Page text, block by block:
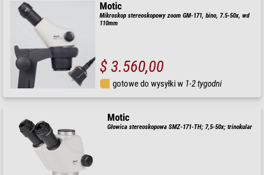
Motic
Mikroskop stereoskopowy zoom GM-171, bino, 7.5-50x, wd
110mm
$ 3.560,00
gotowe do wysyłki w 1-2 tygodni
Motic
Głowica stereoskopowa SMZ-171-TH; 7,5-50x; trinokular